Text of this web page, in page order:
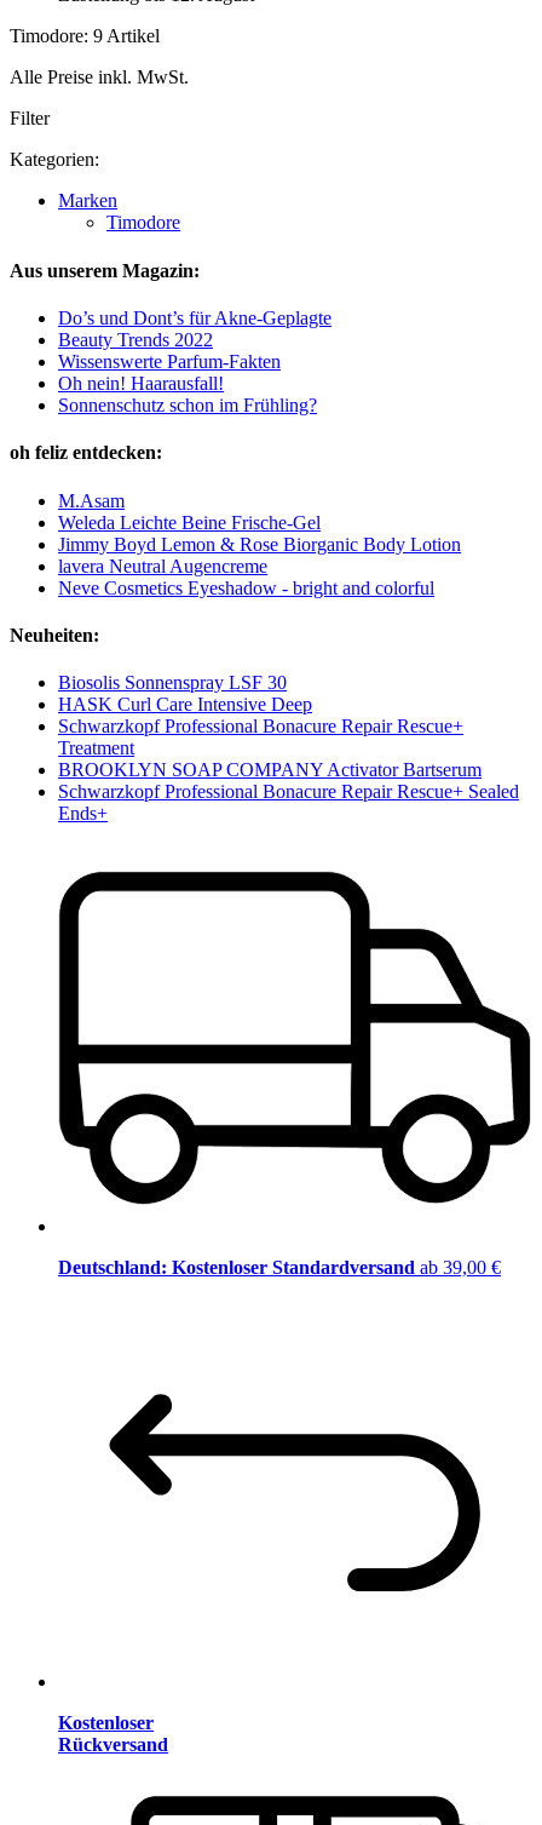
Timodore: 9 Artikel
Alle Preise inkl. MwSt.
Filter
Kategorien:
Marken
Timodore
Aus unserem Magazin:
Do’s und Dont’s für Akne-Geplagte
Beauty Trends 2022
Wissenswerte Parfum-Fakten
Oh nein! Haarausfall!
Sonnenschutz schon im Frühling?
oh feliz entdecken:
M.Asam
Weleda Leichte Beine Frische-Gel
Jimmy Boyd Lemon & Rose Biorganic Body Lotion
lavera Neutral Augencreme
Neve Cosmetics Eyeshadow - bright and colorful
Neuheiten:
Biosolis Sonnenspray LSF 30
HASK Curl Care Intensive Deep
Schwarzkopf Professional Bonacure Repair Rescue+
Treatment
BROOKLYN SOAP COMPANY Activator Bartserum
Schwarzkopf Professional Bonacure Repair Rescue+ Sealed
Ends+
Deutschland: Kostenloser Standardversand ab 39,00 €
Kostenloser
Rückversand